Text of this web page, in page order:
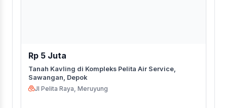
Rp 5 Juta
Tanah Kavling di Kompleks Pelita Air Service,
Sawangan, Depok
Jl Pelita Raya, Meruyung